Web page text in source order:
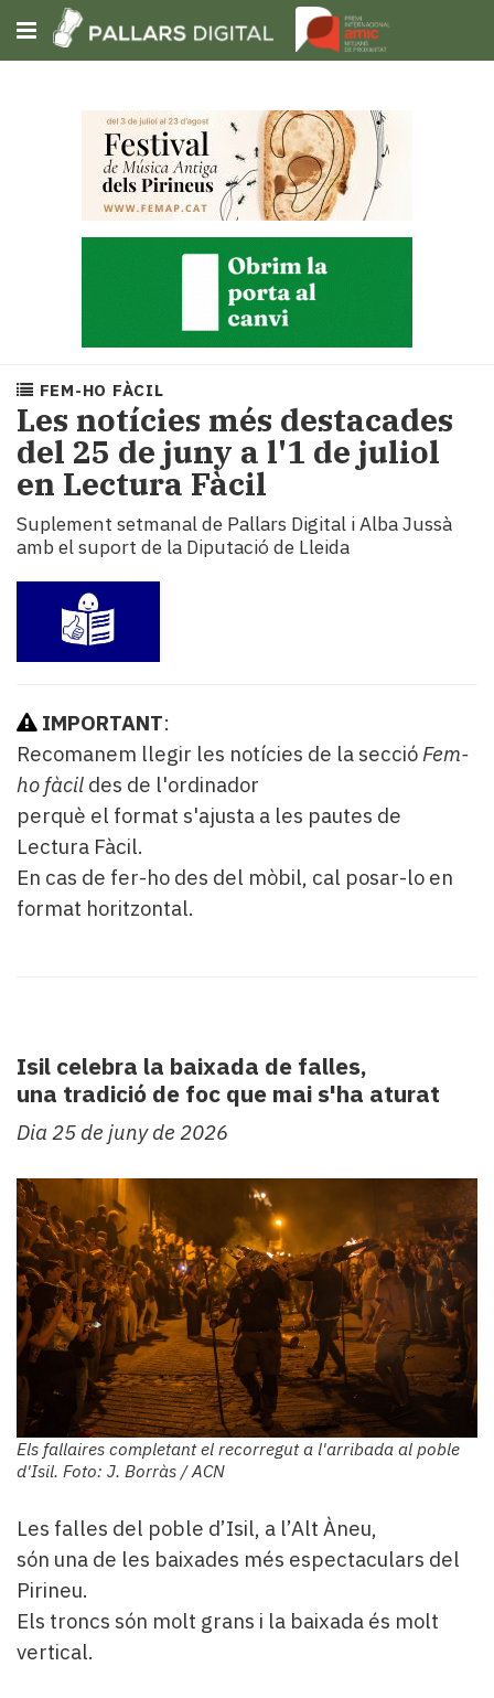
Subscriu-t'hi
Portada
Societat
Política
i
municipis
Economia
turisme
Esports
Mai
tant!
TV
mitjans
temps
Reportatges
Entrevistes
Enquestes
escena!
Dis
del
Pallars
Contingut
patrocinat
més
llegit...
Editorial
FEM-HO FÀCIL
Les notícies més destacades
del 25 de juny a l'1 de juliol
en Lectura Fàcil
Suplement setmanal de Pallars Digital i Alba Jussà
amb el suport de la Diputació de Lleida
IMPORTANT:
Recomanem llegir les notícies de la seccióFem-
ho fàcil des de l'ordinador
perquè el format s'ajusta a les pautes de
Lectura Fàcil.
En cas de fer-ho des del mòbil, cal posar-lo en
format horitzontal.
Isil celebra la baixada de falles,
una tradició de foc que mai s'ha aturat
Dia 25 de juny de 2026
Els fallaires completant el recorregut a l'arribada al poble
d'Isil. Foto: J. Borràs / ACN
Les falles del poble d’Isil, a l’Alt Àneu,
són una de les baixades més espectaculars del
Pirineu.
Els troncs són molt grans i la baixada és molt
vertical.